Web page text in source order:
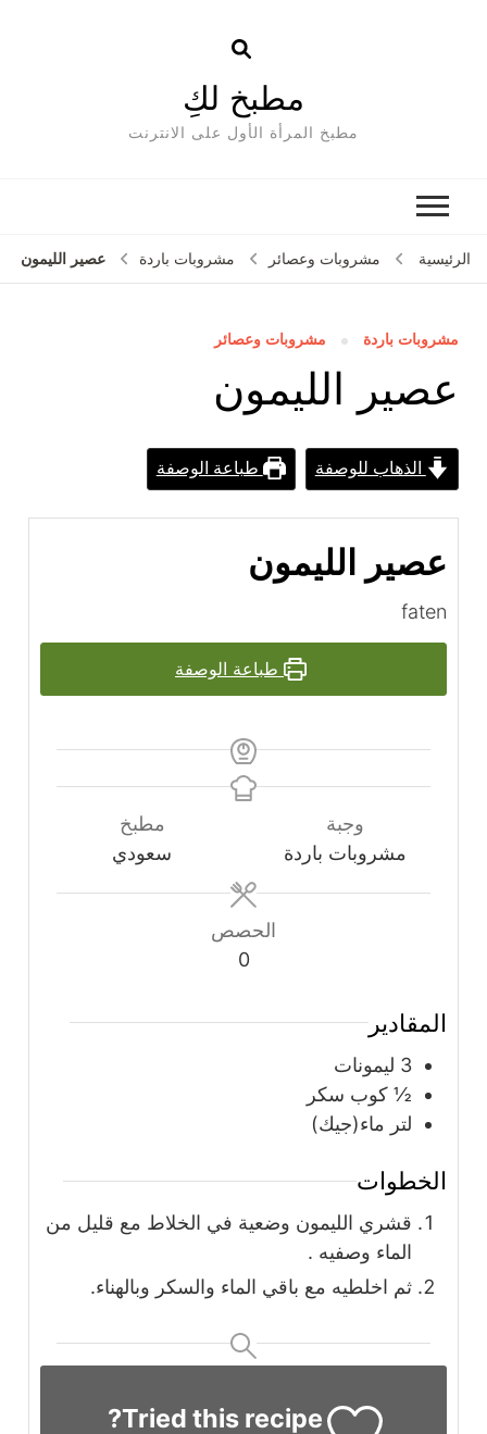
مطبخ لكِ
مطبخ المرأة الأول على الانترنت
الرئيسية مشروبات وعصائر مشروبات باردة عصير الليمون
مشروبات باردة مشروبات وعصائر
عصير الليمون
الذهاب للوصفة طباعة الوصفة
عصير الليمون
faten
طباعة الوصفة
وجبة
مشروبات باردة
مطبخ
سعودي
الحصص
0
المقادير
3 ليمونات
½ كوب سكر
لتر ماء(جيك)
الخطوات
قشري الليمون وضعية في الخلاط مع قليل من
الماء وصفيه .
ثم اخلطيه مع باقي الماء والسكر وبالهناء.
Tried this recipe?